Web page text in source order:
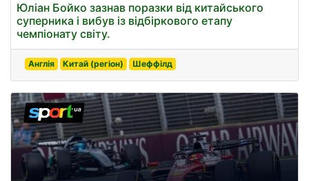
Юліан Бойко зазнав поразки від китайського
суперника і вибув із відбіркового етапу
чемпіонату світу.
Англія Китай (регіон) Шеффілд